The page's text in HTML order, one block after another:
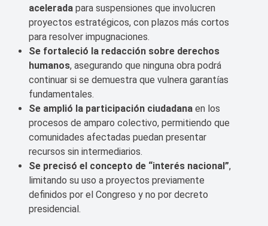
acelerada para suspensiones que involucren
proyectos estratégicos, con plazos más cortos
para resolver impugnaciones.
Se fortaleció la redacción sobre derechos
humanos, asegurando que ninguna obra podrá
continuar si se demuestra que vulnera garantías
fundamentales.
Se amplió la participación ciudadana en los
procesos de amparo colectivo, permitiendo que
comunidades afectadas puedan presentar
recursos sin intermediarios.
Se precisó el concepto de “interés nacional”,
limitando su uso a proyectos previamente
definidos por el Congreso y no por decreto
presidencial.